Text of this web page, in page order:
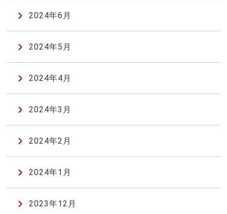
2024年6月
2024年5月
2024年4月
2024年3月
2024年2月
2024年1月
2023年12月